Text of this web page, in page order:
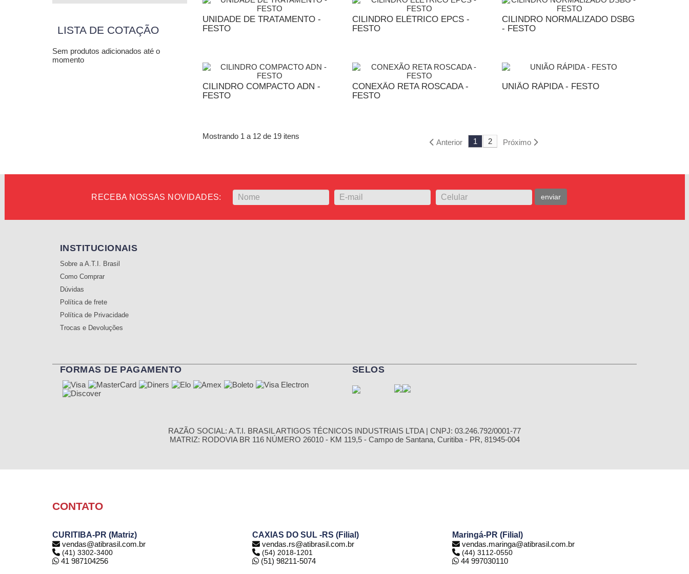
LISTA DE COTAÇÃO
Sem produtos adicionados até o
momento
UNIDADE DE TRATAMENTO -
FESTO
CILINDRO ELÉTRICO EPCS -
FESTO
CILINDRO NORMALIZADO DSBG
- FESTO
CILINDRO COMPACTO ADN -
FESTO
CONEXÃO RETA ROSCADA -
FESTO
UNIÃO RÁPIDA - FESTO
Anterior 1 2 Próximo
Mostrando 1 a 12 de 19 itens
RECEBA NOSSAS NOVIDADES: enviar
INSTITUCIONAIS
Sobre a A.T.I. Brasil
Como Comprar
Dúvidas
Política de frete
Política de Privacidade
Trocas e Devoluções
FORMAS DE PAGAMENTO SELOS
RAZÃO SOCIAL: A.T.I. BRASIL ARTIGOS TÉCNICOS INDUSTRIAIS LTDA | CNPJ: 03.246.792/0001-77
MATRIZ: RODOVIA BR 116 NÚMERO 26010 - KM 119,5 - Campo de Santana, Curitiba - PR, 81945-004
CONTATO
CURITIBA-PR (Matriz)
vendas@atibrasil.com.br
(41) 3302-3400
41 987104256
CAXIAS DO SUL -RS (Filial)
vendas.rs@atibrasil.com.br
(54) 2018-1201
(51) 98211-5074
Maringá-PR (Filial)
vendas.maringa@atibrasil.com.br
(44) 3112-0550
44 997030110